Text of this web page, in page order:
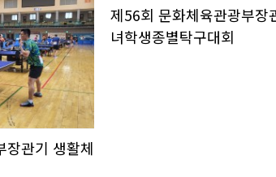
장관기 생활체
제56회 문화체육관광부장
녀학생종별탁구대회